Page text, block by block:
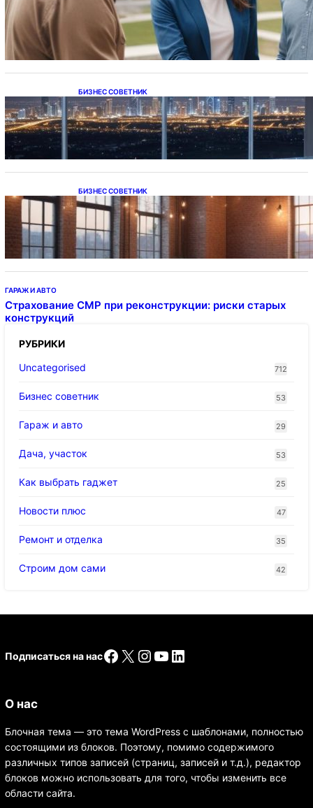
Ипотека на новостройки при оформлении
напрямую у застройщика
БИЗНЕС СОВЕТНИК
Каталог светодиодных светильников и
LED-освещения в Казахстане
БИЗНЕС СОВЕТНИК
Подвесные светодиодные светильники на
ГАРАЖ И АВТО
Страхование СМР при реконструкции: риски старых
конструкций
РУБРИКИ
Uncategorised
712
Бизнес советник 53
Гараж и авто 29
Дача, участок 53
Как выбрать гаджет 25
Новости плюс 47
Ремонт и отделка 35
Строим дом сами 42
Подписаться на насFacebook
X Instagram
YouTube
LinkedIn
О нас
Блочная тема — это тема WordPress с шаблонами, полностью
состоящими из блоков. Поэтому, помимо содержимого
различных типов записей (страниц, записей и т.д.), редактор
блоков можно использовать для того, чтобы изменить все
области сайта.